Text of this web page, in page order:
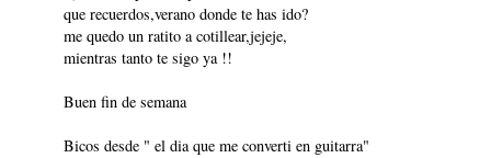
que recuerdos,verano donde te has ido?
me quedo un ratito a cotillear,jejeje,
mientras tanto te sigo ya !!
Buen fin de semana
Bicos desde " el dia que me converti en guitarra"